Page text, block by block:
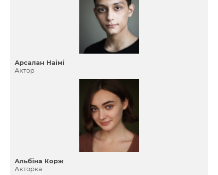
Арсалан Наімі
Актор
Альбіна Корж
Акторка